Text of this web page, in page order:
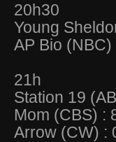
20h30
Young
AP Bio (NBC)
21h
Station 19
Mom (CBS) :
Arrow (CW) :